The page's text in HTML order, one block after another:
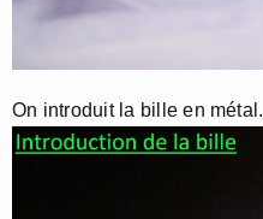
On introduit la bille en métal.